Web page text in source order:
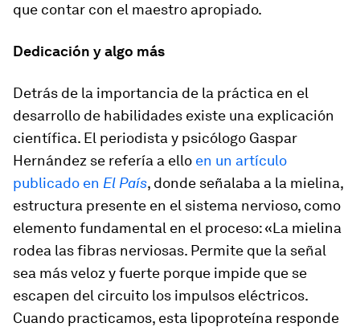
que contar con el maestro apropiado.
Dedicación y algo más
Detrás de la importancia de la práctica en el
desarrollo de habilidades existe una explicación
científica. El periodista y psicólogo Gaspar
Hernández se refería a ello en un artículo
publicado en El País, donde señalaba a la mielina,
estructura presente en el sistema nervioso, como
elemento fundamental en el proceso: «La mielina
rodea las fibras nerviosas. Permite que la señal
sea más veloz y fuerte porque impide que se
escapen del circuito los impulsos eléctricos.
Cuando practicamos, esta lipoproteína responde